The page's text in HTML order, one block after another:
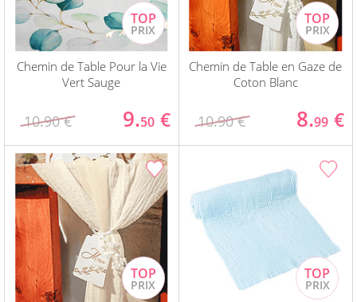
Chemin de Table Pour la Vie
Vert Sauge
10.90 € 9.50 €
Chemin de Table en Gaze de
Coton Blanc
10.90 € 8.99 €